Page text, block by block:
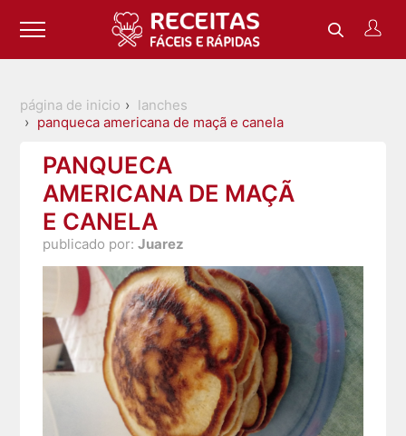
página de inicio
lanches
panqueca americana de maçã e canela
PANQUECA
AMERICANA DE MAÇÃ
E CANELA
publicado por:Juarez